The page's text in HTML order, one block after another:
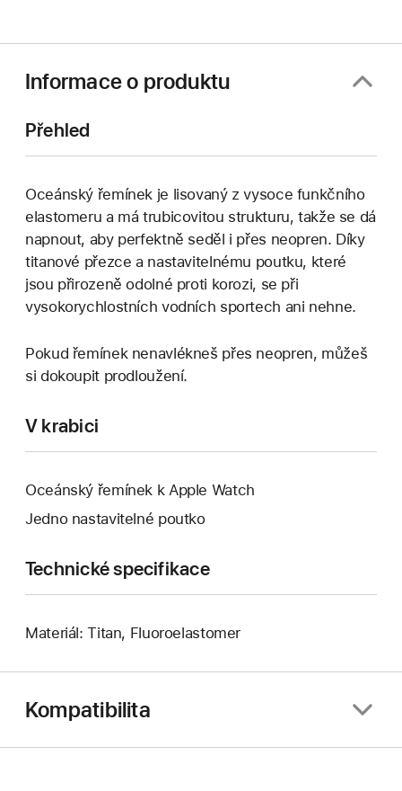
Informace o produktu
Přehled
Oceánský řemínek je lisovaný z vysoce funkčního
elastomeru a má trubicovitou strukturu, takže se dá
napnout, aby perfektně seděl i přes neopren. Díky
titanové přezce a nastavitelnému poutku, které
jsou přirozeně odolné proti korozi, se při
vysokorychlostních vodních sportech ani nehne.
Pokud řemínek nenavlékneš přes neopren, můžeš
si dokoupit prodloužení.
V krabici
Oceánský řemínek k Apple Watch
Jedno nastavitelné poutko
Technické specifikace
Materiál: Titan, Fluoroelastomer
Kompatibilita